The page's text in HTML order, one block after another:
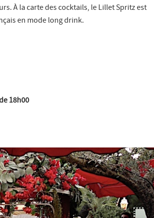
À la carte des cocktails, le Lillet Spritz est
en mode long drink.
18h00